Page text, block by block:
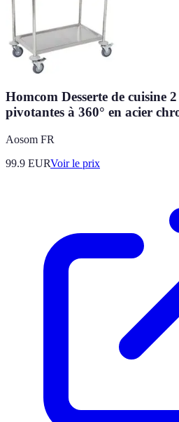
Homcom Desserte de cuisine
pivotantes à 360° en acier
Aosom FR
99.9 EURVoir le prix